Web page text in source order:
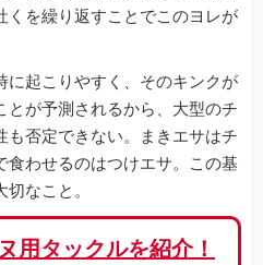
くを繰り返すことでこのヨレが
に起こりやすく、そのキンクが
とが予測されるから、大型のチ
も否定できない。まきエサはチ
食わせるのはつけエサ。この基
なこと。
用タックルを紹介！